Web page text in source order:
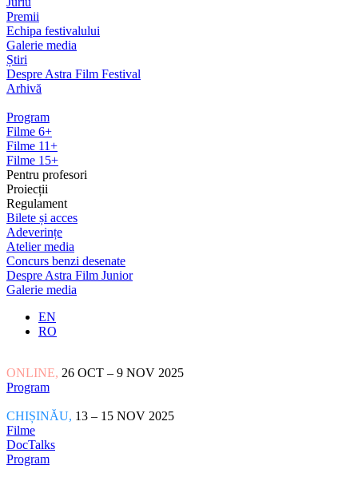
Premii
Echipa festivalului
Galerie media
Știri
Despre Astra Film Festival
Arhivă
Program
Filme 6+
Filme 11+
Filme 15+
Pentru profesori
Proiecții
Regulament
Bilete și acces
Adeverințe
Atelier media
Concurs benzi desenate
Despre Astra Film Junior
Galerie media
EN
RO
ONLINE, 26 OCT – 9 NOV 2025
Program
CHIȘINĂU, 13 – 15 NOV 2025
Filme
DocTalks
Program